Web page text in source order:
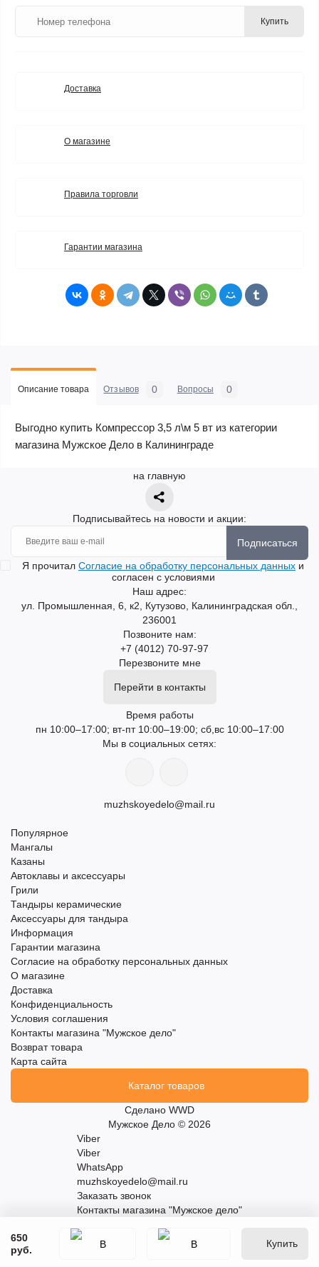
650
руб.
Купить
Купить
Доставка
О магазине
Правила торговли
Гарантии магазина
Описание товара Отзывов 0 Вопросы 0
Выгодно купить Компрессор 3,5 л\м 5 вт из категории
магазина Мужское Дело в Калининграде
на главную
Подписывайтесь на новости и акции:
Подписаться
Я прочитал Согласие на обработку персональных данных и
согласен с условиями
Наш адрес:
ул. Промышленная, 6, к2, Кутузово, Калининградская обл.,
236001
Позвоните нам:
+7 (4012) 70-97-97
Перезвоните мне
Перейти в контакты
Время работы
пн 10:00–17:00; вт-пт 10:00–19:00; сб,вс 10:00–17:00
Мы в социальных сетях:
muzhskoyedelo@mail.ru
Популярное
Мангалы
Казаны
Автоклавы и аксессуары
Грили
Тандыры керамические
Аксессуары для тандыра
Информация
Гарантии магазина
Согласие на обработку персональных данных
О магазине
Доставка
Конфиденциальность
Условия соглашения
Контакты магазина "Мужское дело"
Возврат товара
Карта сайта
Каталог товаров
Сделано WWD
Мужское Дело © 2026
Viber
Viber
WhatsApp
muzhskoyedelo@mail.ru
Заказать звонок
Контакты магазина "Мужское дело"